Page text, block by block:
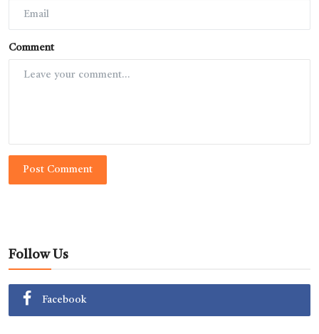
Comment
Post Comment
Follow Us
Facebook